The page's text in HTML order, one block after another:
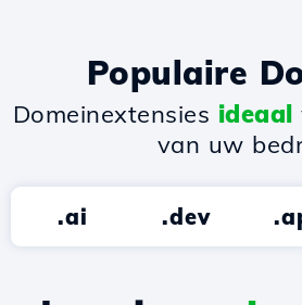
Populaire
Domeinextensies ideaal
van uw
.ai .dev